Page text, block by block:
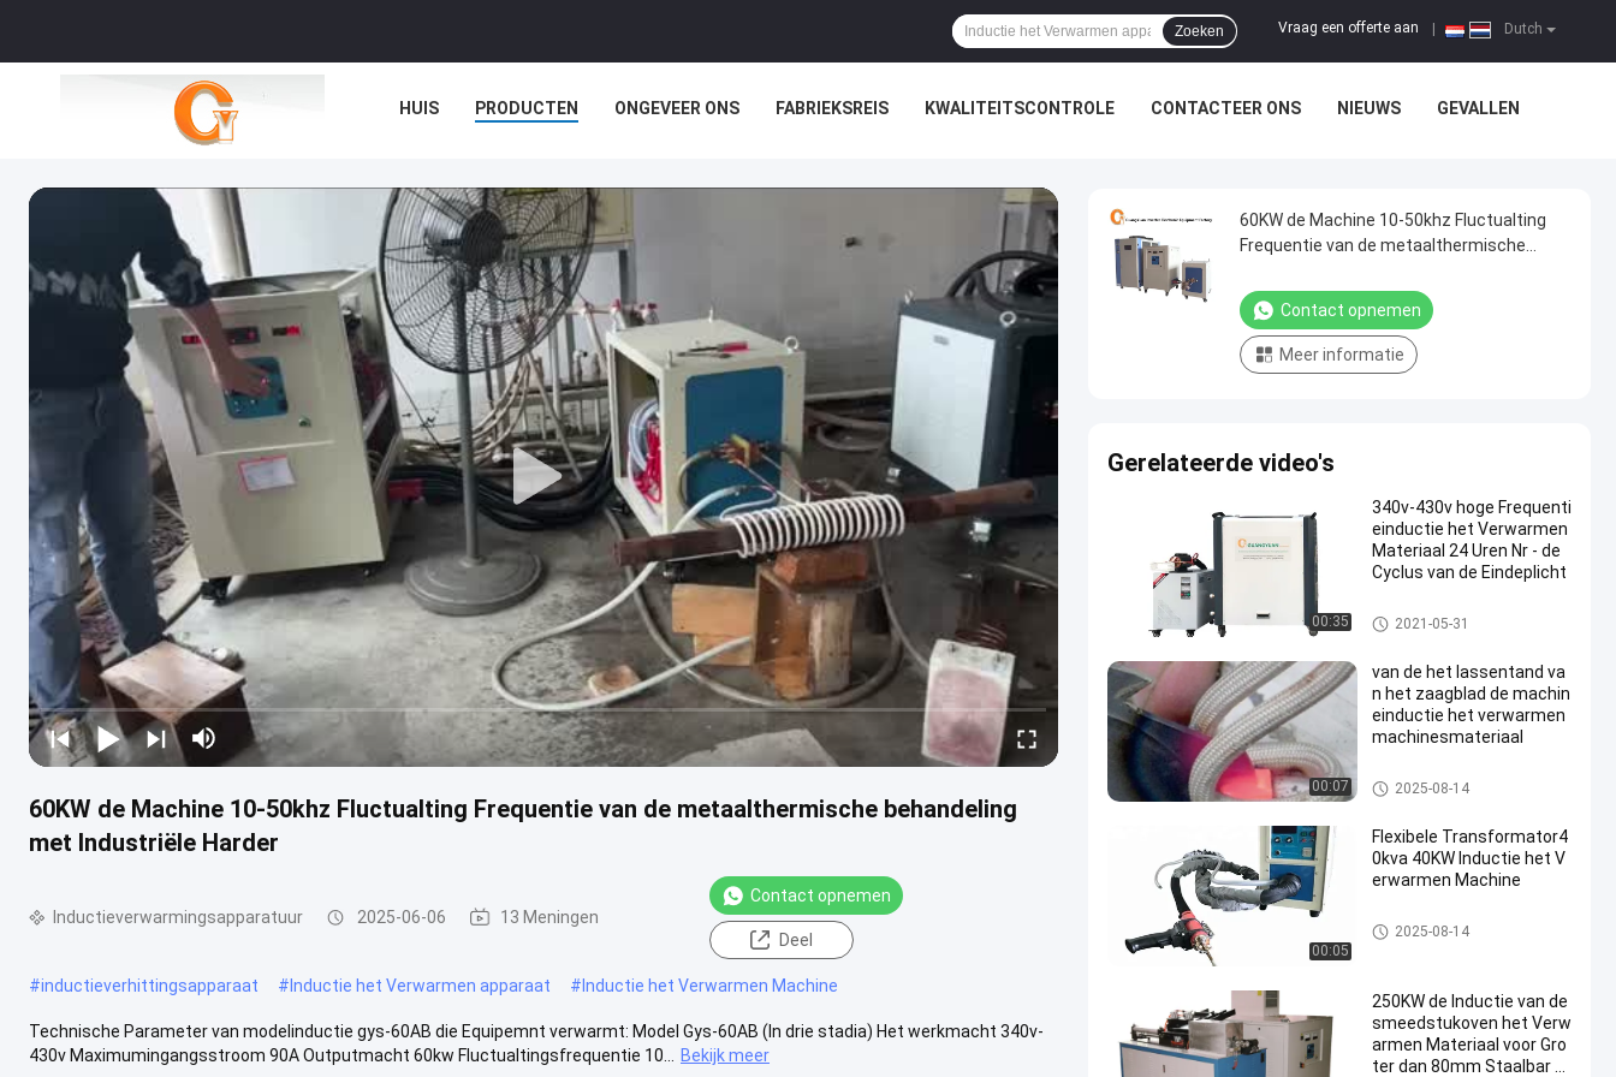
Dutch
Vraag een offerte aan
Zoeken
HUIS PRODUCTEN ONGEVEER ONS FABRIEKSREIS KWALITEITSCONTROLE CONTACTEER ONS NIEUWS GEVALLEN
60KW de Machine 10-50khz Fluctualting Frequentie van de metaalthermische behandeling
met Industriële Harder
Inductieverwarmingsapparatuur 2025-06-06 13 Meningen
Contact opnemen
Deel
#inductieverhittingsapparaat #Inductie het Verwarmen apparaat #Inductie het Verwarmen Machine
Technische Parameter van modelinductie gys-60AB die Equipemnt verwarmt: Model Gys-60AB (In drie stadia) Het werkmacht 340v-
430v Maximumingangsstroom 90A Outputmacht 60kw Fluctualtingsfrequentie 10...
Bekijk meer
60KW de Machine 10-50khz Fluctualting
Frequentie van de metaalthermische
Contact opnemen
Meer informatie
Gerelateerde video's
00:35
340v-430v hoge Frequenti
einductie het Verwarmen
Materiaal 24 Uren Nr - de
Cyclus van de Eindeplicht
Inductie het Verwarmen Machi
ne
2021-05-31
00:07
van de het lassentand va
n het zaagblad de machin
einductie het verwarmen
machinesmateriaal
Inductieverwarmingsapparatu
ur
2025-08-14
00:05
Flexibele Transformator4
0kva 40KW Inductie het V
erwarmen Machine
Inductieverwarmingsapparatu
ur
2025-08-14
250KW de Inductie van de
smeedstukoven het Verw
armen Materiaal voor Gro
ter dan 80mm Staalbar V